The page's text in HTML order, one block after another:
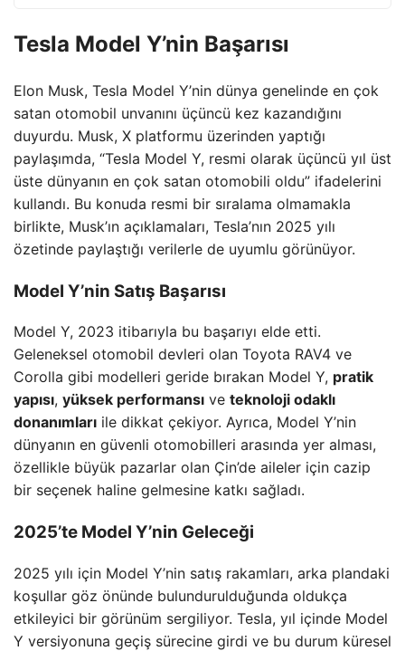
Tesla Model Y’nin Başarısı
Elon Musk, Tesla Model Y’nin dünya genelinde en çok
satan otomobil unvanını üçüncü kez kazandığını
duyurdu. Musk, X platformu üzerinden yaptığı
paylaşımda, “Tesla Model Y, resmi olarak üçüncü yıl üst
üste dünyanın en çok satan otomobili oldu” ifadelerini
kullandı. Bu konuda resmi bir sıralama olmamakla
birlikte, Musk’ın açıklamaları, Tesla’nın 2025 yılı
özetinde paylaştığı verilerle de uyumlu görünüyor.
Model Y’nin Satış Başarısı
Model Y, 2023 itibarıyla bu başarıyı elde etti.
Geleneksel otomobil devleri olan Toyota RAV4 ve
Corolla gibi modelleri geride bırakan Model Y, pratik
yapısı, yüksek performansı ve teknoloji odaklı
donanımları ile dikkat çekiyor. Ayrıca, Model Y’nin
dünyanın en güvenli otomobilleri arasında yer alması,
özellikle büyük pazarlar olan Çin’de aileler için cazip
bir seçenek haline gelmesine katkı sağladı.
2025’te Model Y’nin Geleceği
2025 yılı için Model Y’nin satış rakamları, arka plandaki
koşullar göz önünde bulundurulduğunda oldukça
etkileyici bir görünüm sergiliyor. Tesla, yıl içinde Model
Y versiyonuna geçiş sürecine girdi ve bu durum küresel